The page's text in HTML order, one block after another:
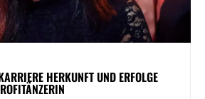
HERKUNFT UND ERFOLGE